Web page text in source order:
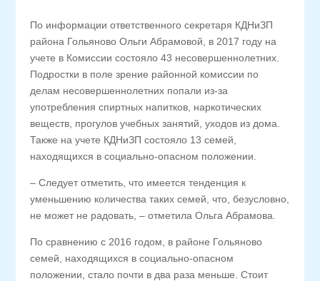
По информации ответственного секретаря КДНиЗП
района Гольяново Ольги Абрамовой, в 2017 году на
учете в Комиссии состояло 43 несовершеннолетних.
Подростки в поле зрение районной комиссии по
делам несовершеннолетних попали из-за
употребления спиртных напитков, наркотических
веществ, прогулов учебных занятий, уходов из дома.
Также на учете КДНиЗП состояло 13 семей,
находящихся в социально-опасном положении.
– Следует отметить, что имеется тенденция к
уменьшению количества таких семей, что, безусловно,
не может не радовать, – отметила Ольга Абрамова.
По сравнению с 2016 годом, в районе Гольяново
семей, находящихся в социально-опасном
положении, стало почти в два раза меньше. Стоит